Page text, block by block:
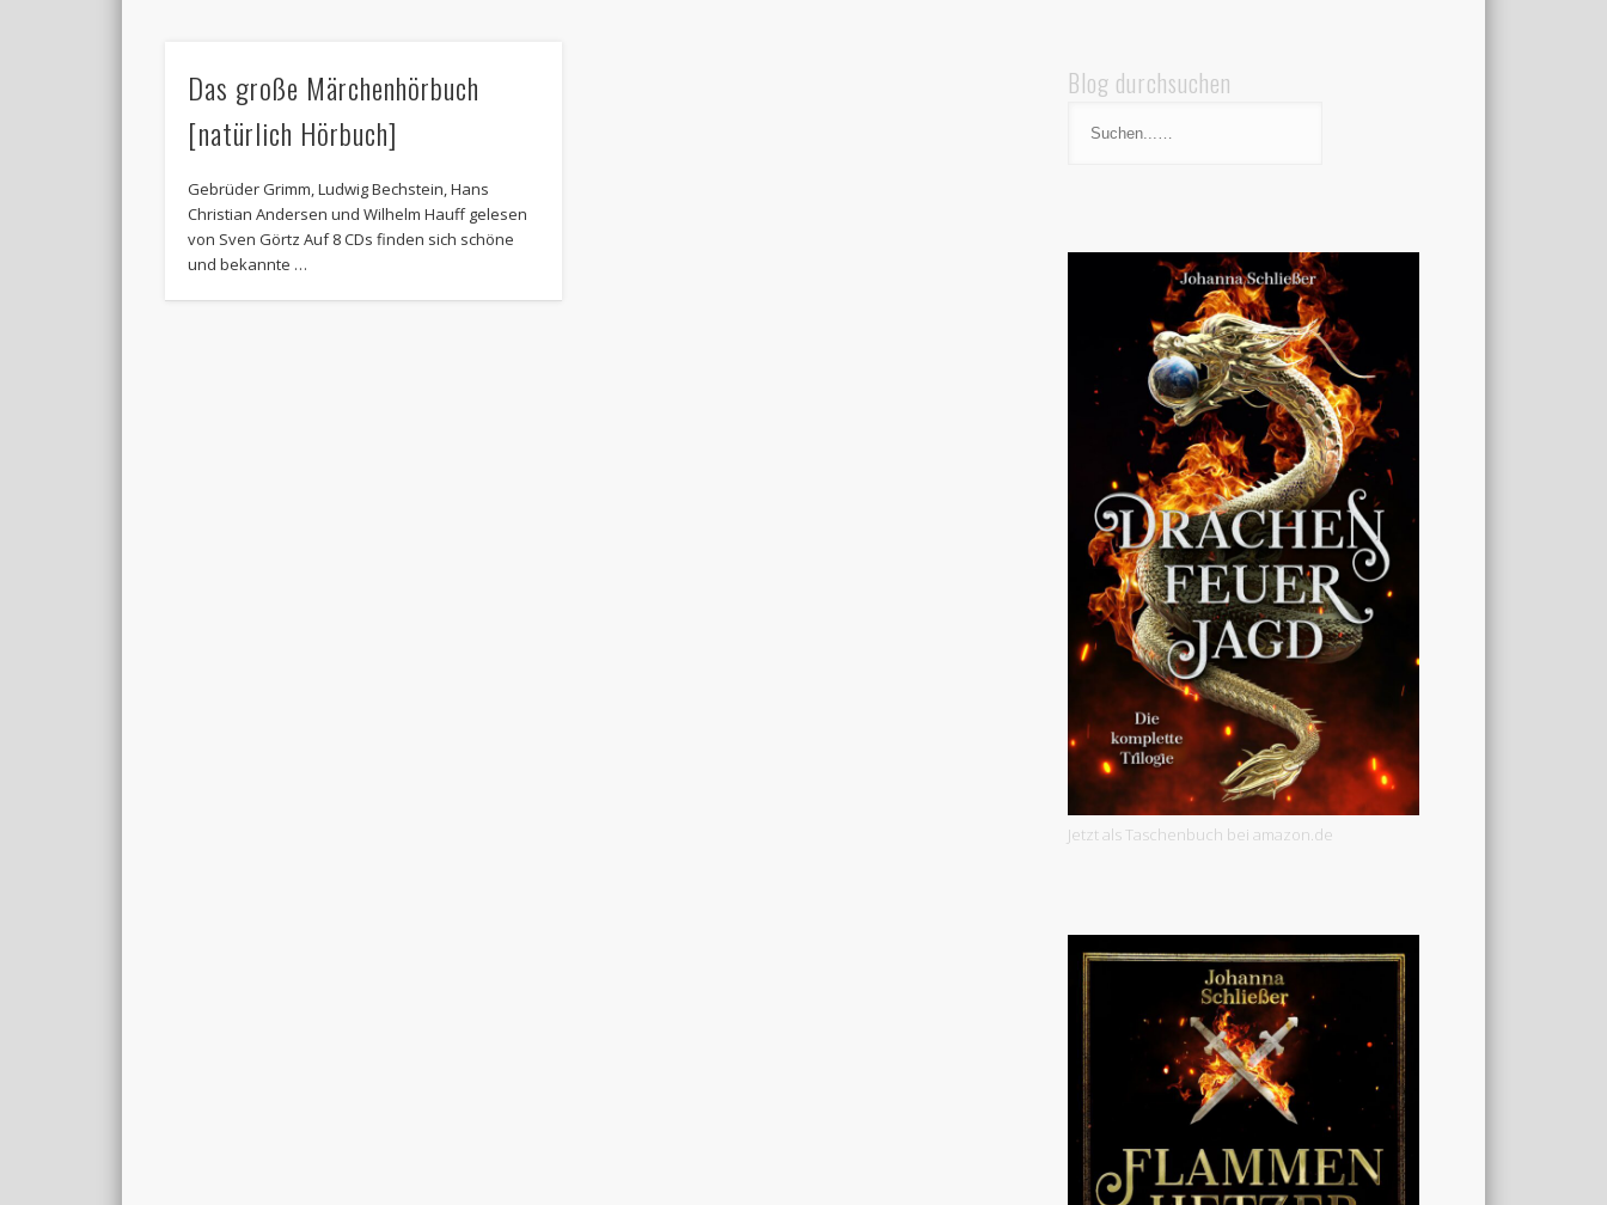
Das große Märchenhörbuch
[natürlich Hörbuch]
Gebrüder Grimm, Ludwig Bechstein, Hans
Christian Andersen und Wilhelm Hauff gelesen
von Sven Görtz Auf 8 CDs finden sich schöne
und bekannte …
Blog durchsuchen
Jetzt als Taschenbuch bei amazon.de